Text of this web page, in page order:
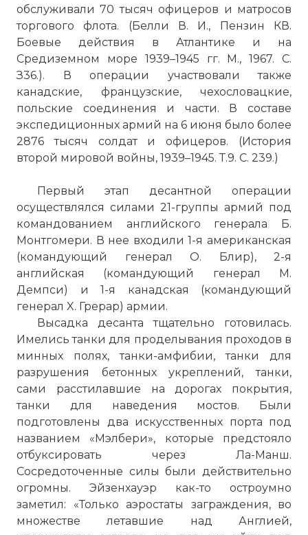
обслуживали 70 тысяч офицеров и матросов
торгового флота. (Белли В. И., Пензин КВ.
Боевые действия в Атлантике и на
Средиземном море 1939–1945 гг. М., 1967. С.
З36.). В операции участвовали также
канадские, французские, чехословацкие,
польские соединения и части. В составе
экспедиционных армий на 6 июня было более
2876 тысяч солдат и офицеров. (История
второй мировой войны, 1939–1945. Т.9. С. 239.)
Первый этап десантной операции
осуществлялся силами 21-группы армий под
командованием английского генерала Б.
Монтгомери. В нее входили 1-я американская
(командующий генерал О. Блир), 2-я
английская (командующий генерал М.
Демпси) и 1-я канадская (командующий
генерал X. Грерар) армии.
Высадка десанта тщательно готовилась.
Имелись танки для проделывания проходов в
минных полях, танки-амфибии, танки для
разрушения бетонных укреплений, танки,
сами расстилавшие на дорогах покрытия,
танки для наведения мостов. Были
подготовлены два искусственных порта под
названием «Мэлбери», которые предстояло
отбуксировать через Ла-Манш.
Сосредоточенные силы были действительно
огромны. Эйзенхауэр как-то остроумно
заметил: «Только аэростаты заграждения, во
множестве летавшие над Англией,